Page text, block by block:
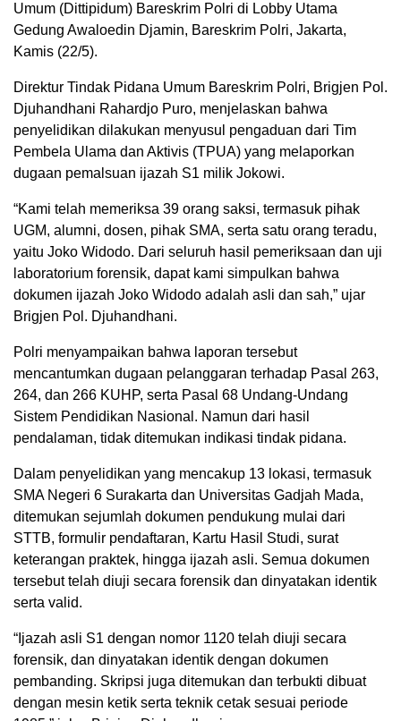
Umum (Dittipidum) Bareskrim Polri di Lobby Utama
Gedung Awaloedin Djamin, Bareskrim Polri, Jakarta,
Kamis (22/5).
Direktur Tindak Pidana Umum Bareskrim Polri, Brigjen Pol.
Djuhandhani Rahardjo Puro, menjelaskan bahwa
penyelidikan dilakukan menyusul pengaduan dari Tim
Pembela Ulama dan Aktivis (TPUA) yang melaporkan
dugaan pemalsuan ijazah S1 milik Jokowi.
“Kami telah memeriksa 39 orang saksi, termasuk pihak
UGM, alumni, dosen, pihak SMA, serta satu orang teradu,
yaitu Joko Widodo. Dari seluruh hasil pemeriksaan dan uji
laboratorium forensik, dapat kami simpulkan bahwa
dokumen ijazah Joko Widodo adalah asli dan sah,” ujar
Brigjen Pol. Djuhandhani.
Polri menyampaikan bahwa laporan tersebut
mencantumkan dugaan pelanggaran terhadap Pasal 263,
264, dan 266 KUHP, serta Pasal 68 Undang-Undang
Sistem Pendidikan Nasional. Namun dari hasil
pendalaman, tidak ditemukan indikasi tindak pidana.
Dalam penyelidikan yang mencakup 13 lokasi, termasuk
SMA Negeri 6 Surakarta dan Universitas Gadjah Mada,
ditemukan sejumlah dokumen pendukung mulai dari
STTB, formulir pendaftaran, Kartu Hasil Studi, surat
keterangan praktek, hingga ijazah asli. Semua dokumen
tersebut telah diuji secara forensik dan dinyatakan identik
serta valid.
“Ijazah asli S1 dengan nomor 1120 telah diuji secara
forensik, dan dinyatakan identik dengan dokumen
pembanding. Skripsi juga ditemukan dan terbukti dibuat
dengan mesin ketik serta teknik cetak sesuai periode